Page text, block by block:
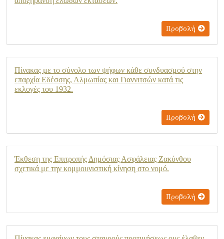
Προβολή
Πίνακας με το σύνολο των ψήφων κάθε συνδυασμού στην
επαρχία Εδέσσης, Αλμωπίας και Γιαννιτσών κατά τις
εκλογές του 1932.
Προβολή
Έκθεση της Επιτροπής Δημόσιας Ασφάλειας Ζακύνθου
σχετικά με την κομμουνιστική κίνηση στο νομό.
Προβολή